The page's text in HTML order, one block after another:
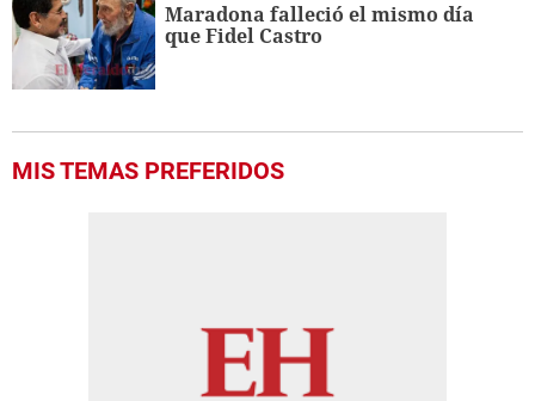
Maradona falleció el mismo día
que Fidel Castro
MIS TEMAS PREFERIDOS